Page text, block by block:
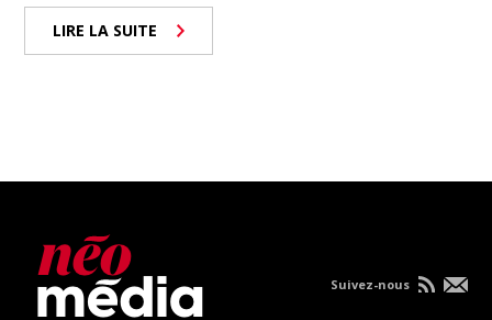
LIRE LA SUITE
Suivez-nous